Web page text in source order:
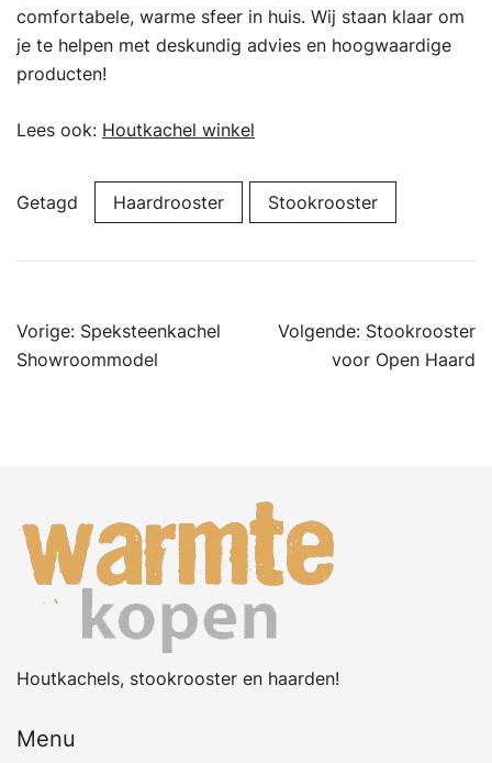
comfortabele, warme sfeer in huis. Wij staan klaar om
je te helpen met deskundig advies en hoogwaardige
producten!
Lees ook: Houtkachel winkel
Getagd Haardrooster Stookrooster
Bericht
navigatie
Vorige: Speksteenkachel
Showroommodel
Volgende: Stookrooster
voor Open Haard
Houtkachels, stookrooster en haarden!
Menu